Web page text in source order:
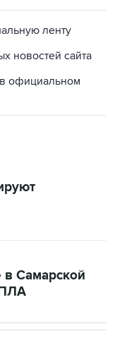
новостей сайта
официальном